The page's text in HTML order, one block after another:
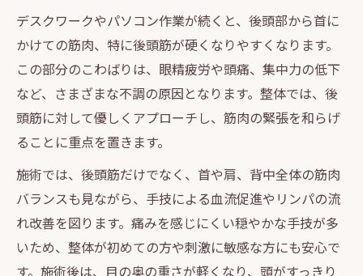
デスクワークやパソコン作業が続くと、後頭部から首に
かけての筋肉、特に後頭筋が硬くなりやすくなります。
この部分のこわばりは、眼精疲労や頭痛、集中力の低下
など、さまざまな不調の原因となります。整体では、後
頭筋に対して優しくアプローチし、筋肉の緊張を和らげ
ることに重点を置きます。
施術では、後頭筋だけでなく、首や肩、背中全体の筋肉
バランスも見ながら、手技による血流促進やリンパの流
れ改善を図ります。痛みを感じにくい穏やかな手技が多
いため、整体が初めての方や刺激に敏感な方にも安心で
す。施術後は、目の奥の重さが軽くなり、頭がすっきり